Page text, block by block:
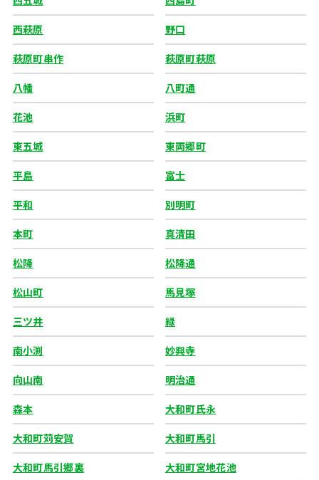
西萩原 野口
萩原町串作 萩原町萩原
八幡 八町通
花池 浜町
東五城 東両郷町
平島 富士
平和 別明町
本町 真清田
松降 松降通
松山町 馬見塚
三ツ井 緑
南小渕 妙興寺
向山南 明治通
森本 大和町氏永
大和町苅安賀 大和町馬引
大和町馬引郷裏 大和町宮地花池